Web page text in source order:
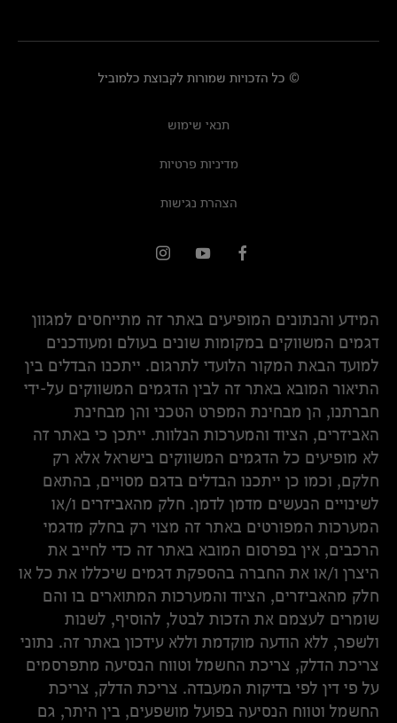
© כל הזכויות שמורות לקבוצת כלמוביל
תנאי שימוש
מדיניות פרטיות
הצהרת נגישות
המידע והנתונים המופיעים באתר זה מתייחסים למגוון
דגמים המשווקים במקומות שונים בעולם ומעודכנים
למועד הבאת המקור הלועדי לתרגום. ייתכנו הבדלים בין
התיאור המובא באתר זה לבין הדגמים המשווקים על-ידי
חברתנו, הן מבחינת המפרט הטכני והן מבחינת
האביזרים, הציוד והמערכות הנלוות. ייתכן כי באתר זה
לא מופיעים כל הדגמים המשווקים בישראל אלא רק
חלקם, וכמו כן ייתכנו הבדלים בדגם מסויים, בהתאם
לשינויים הנעשים מדמן לדמן. חלק מהאביזרים ו/או
המערכות המפורטים באתר זה מצוי רק בחלק מדגמי
הרכבים, אין בפרסום המובא באתר זה כדי לחייב את
היצרן ו/או את החברה בהספקת דגמים שיכללו את כל או
חלק מהאביזרים, הציוד והמערכות המתוארים בו והם
שומרים לעצמם את הזכות לבטל, להוסיף, לשנות
ולשפר, ללא הודעה מוקדמת וללא עידכון באתר זה. נתוני
צריכת הדלק, צריכת החשמל וטווח הנסיעה מתפרסמים
על פי דין לפי בדיקות המעבדה. צריכת הדלק, צריכת
החשמל וטווח הנסיעה בפועל מושפעים, בין היתר, גם